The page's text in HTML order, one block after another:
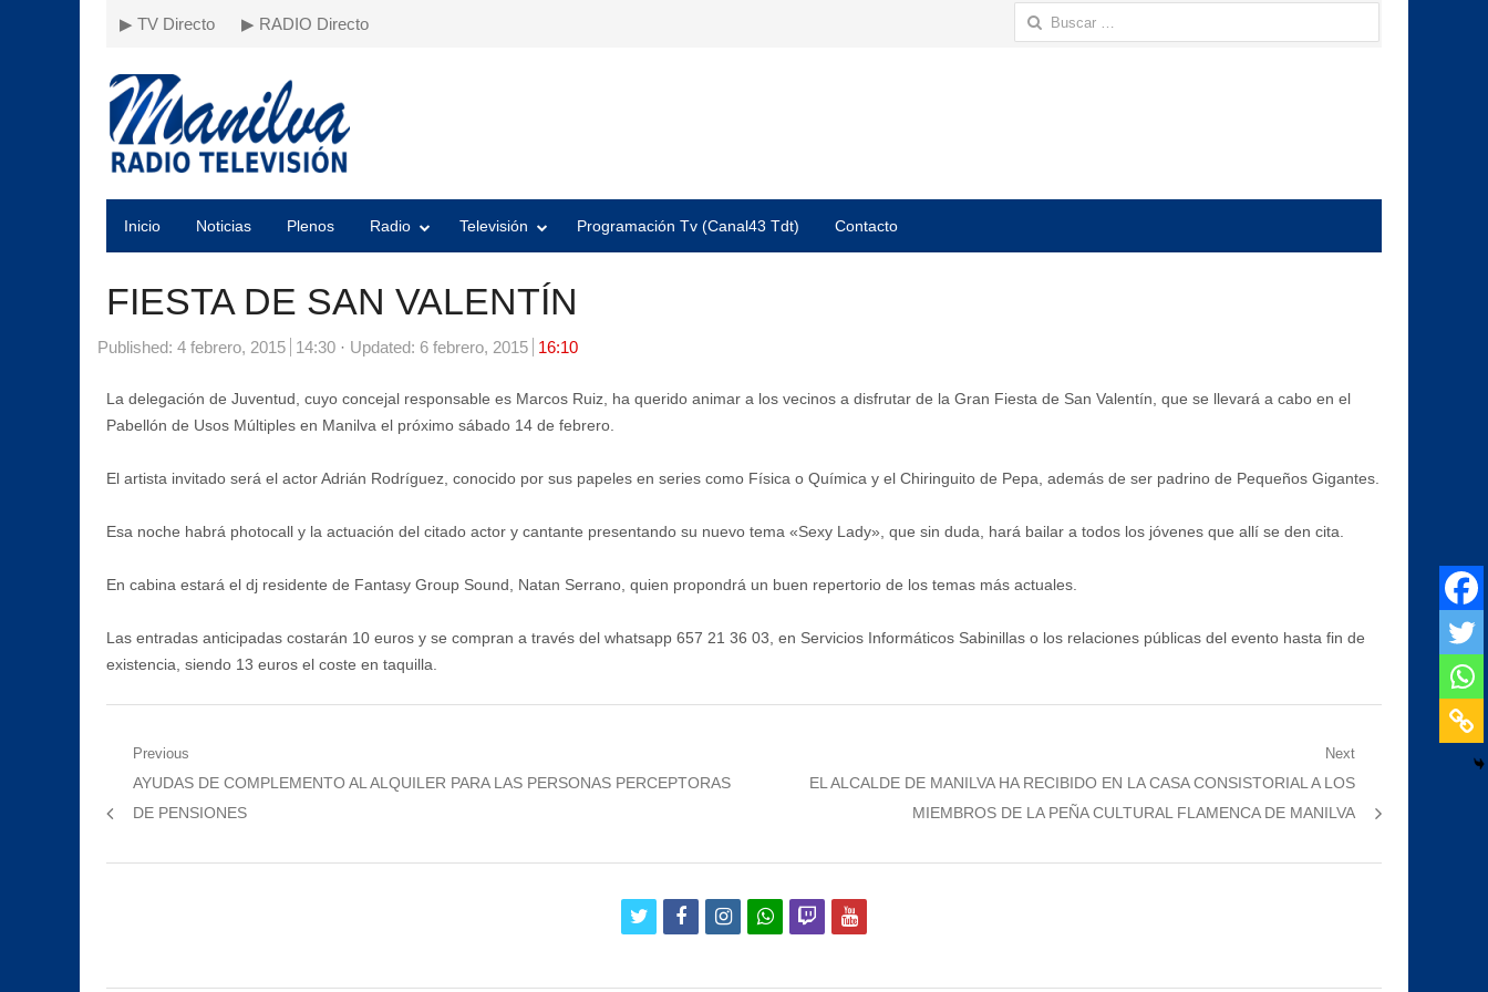
▶ TV Directo ▶ RADIO Directo Buscar:
Inicio Noticias Plenos Radio Televisión Programación Tv (Canal43 Tdt) Contacto
FIESTA DE SAN VALENTÍN
Published: 4 febrero, 2015 14:30 Updated: 6 febrero, 2015 16:10
La delegación de Juventud, cuyo concejal responsable es Marcos Ruiz, ha querido animar a los vecinos a disfrutar de la Gran Fiesta de San Valentín, que se llevará a cabo en el
Pabellón de Usos Múltiples en Manilva el próximo sábado 14 de febrero.
El artista invitado será el actor Adrián Rodríguez, conocido por sus papeles en series como Física o Química y el Chiringuito de Pepa, además de ser padrino de Pequeños Gigantes.
Esa noche habrá photocall y la actuación del citado actor y cantante presentando su nuevo tema «Sexy Lady», que sin duda, hará bailar a todos los jóvenes que allí se den cita.
En cabina estará el dj residente de Fantasy Group Sound, Natan Serrano, quien propondrá un buen repertorio de los temas más actuales.
Las entradas anticipadas costarán 10 euros y se compran a través del whatsapp 657 21 36 03, en Servicios Informáticos Sabinillas o los relaciones públicas del evento hasta fin de
existencia, siendo 13 euros el coste en taquilla.
Navegación
Previous
Previous
post:
AYUDAS DE COMPLEMENTO AL ALQUILER PARA LAS PERSONAS PERCEPTORAS
DE PENSIONES
Next
Next
EL ALCALDE DE MANILVA HA RECIBIDO EN LA CASA CONSISTORIAL A LOS
MIEMBROS DE LA PEÑA CULTURAL FLAMENCA DE MANILVA
twitterfacebookinstagramwhatsapp
twitchyoutube